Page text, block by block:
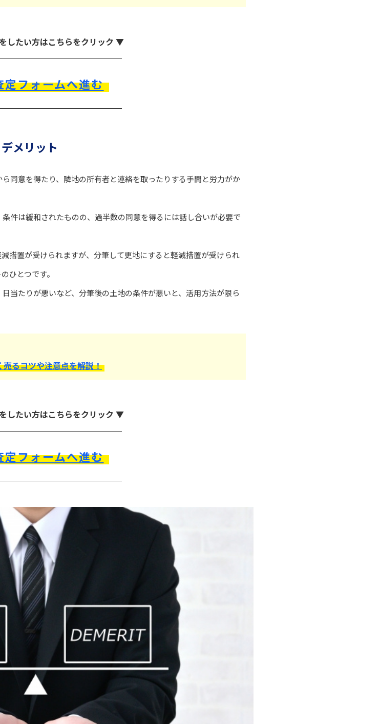
したい方はこちらをクリック ▼
定フォームへ進む
メリット
同意を得たり、隣地の所有者と連絡を取ったりする手間と労力がか
件は緩和されたものの、過半数の同意を得るには話し合いが必要で
措置が受けられますが、分筆して更地にすると軽減措置が受けられ
ひとつです。
当たりが悪いなど、分筆後の土地の条件が悪いと、活用方法が限ら
るコツや注意点を解説！
したい方はこちらをクリック ▼
定フォームへ進む